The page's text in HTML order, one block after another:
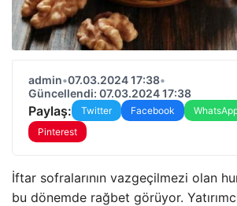
admin•07.03.2024 17:38•
Güncellendi: 07.03.2024 17:38
Paylaş: Twitter Facebook
Pinterest
İftar sofralarının vazgeçilmezi olan
bu dönemde rağbet görüyor.